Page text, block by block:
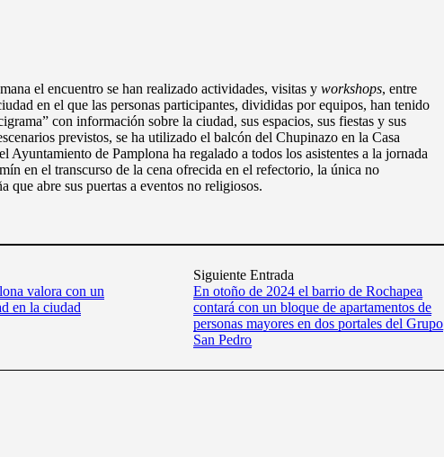
el encuentro se han realizado actividades, visitas y workshops, entre
en el que las personas participantes, divididas por equipos, han tenido
con información sobre la ciudad, sus espacios, sus fiestas y sus
previstos, se ha utilizado el balcón del Chupinazo en la Casa
Ayuntamiento de Pamplona ha regalado a todos los asistentes a la jornada
en el transcurso de la cena ofrecida en el refectorio, la única no
que abre sus puertas a eventos no religiosos.
valora con un
en la ciudad
Siguiente Entrada
En otoño de 2024 el barrio de Rochapea
contará con un bloque de apartamentos de
personas mayores en dos portales del Grupo
San Pedro